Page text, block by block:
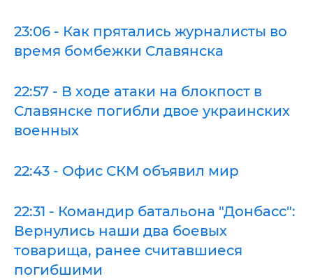
23:06 - Как прятались журналисты во
время бомбежки Славянска
22:57 - В ходе атаки на блокпост в
Славянске погибли двое украинских
военных
22:43 - Офис СКМ объявил мир
22:31 - Командир батальона "Донбасс":
Вернулись наши два боевых
товарища, ранее считавшиеся
погибшими